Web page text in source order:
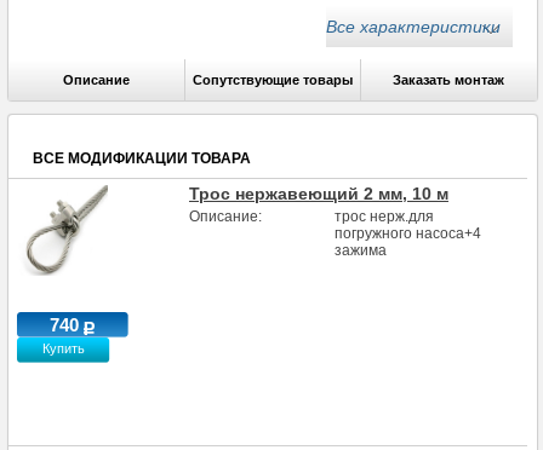
Все характеристики
Описание Сопутствующие товары Заказать монтаж
ВСЕ МОДИФИКАЦИИ ТОВАРА
Трос нержавеющий 2 мм, 10 м
Описание:
трос нерж.для
погружного насоса+4
зажима
740
Купить